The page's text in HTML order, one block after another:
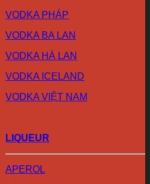
VODKA PHÁP
VODKA BA LAN
VODKA HÀ LAN
VODKA ICELAND
VODKA VIỆT NAM
LIQUEUR
APEROL